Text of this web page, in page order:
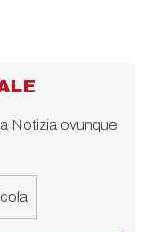
Notizia ovunque